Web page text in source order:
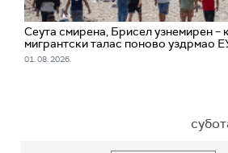
Сеута смирена, Брисел узнемирен –
мигрантски талас поново уздрмао
01. 08. 2026.